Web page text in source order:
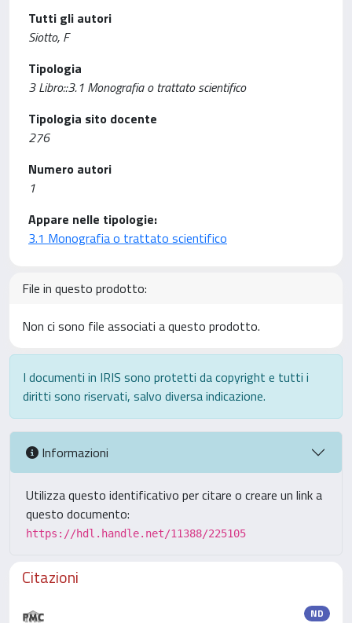
Tutti gli autori
Siotto, F
Tipologia
3 Libro::3.1 Monografia o trattato scientifico
Tipologia sito docente
276
Numero autori
1
Appare nelle tipologie:
3.1 Monografia o trattato scientifico
File in questo prodotto:
Non ci sono file associati a questo prodotto.
I documenti in IRIS sono protetti da copyright e tutti i
diritti sono riservati, salvo diversa indicazione.
Informazioni
Utilizza questo identificativo per citare o creare un link a
questo documento:
https://hdl.handle.net/11388/225105
Citazioni
ND